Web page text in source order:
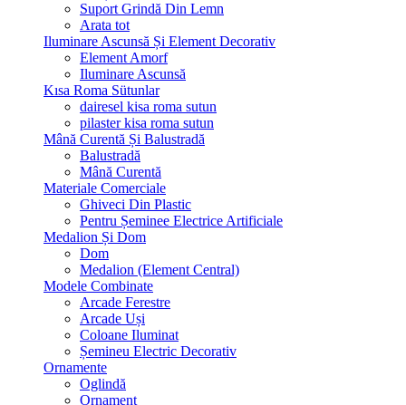
Suport Grindă Din Lemn
Arata tot
Iluminare Ascunsă Și Element Decorativ
Element Amorf
Iluminare Ascunsă
Kısa Roma Sütunlar
dairesel kisa roma sutun
pilaster kisa roma sutun
Mână Curentă Și Balustradă
Balustradă
Mână Curentă
Materiale Comerciale
Ghiveci Din Plastic
Pentru Șeminee Electrice Artificiale
Medalion Și Dom
Dom
Medalion (Element Central)
Modele Combinate
Arcade Ferestre
Arcade Uși
Coloane Iluminat
Șemineu Electric Decorativ
Ornamente
Oglindă
Ornament